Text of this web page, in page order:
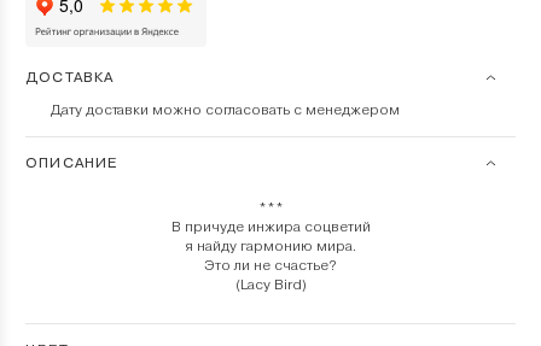
ДОСТАВКА
Дату доставки можно согласовать с менеджером
ОПИСАНИЕ
***
В причуде инжира соцветий
я найду гармонию мира.
Это ли не счастье?
(Lacy Bird)